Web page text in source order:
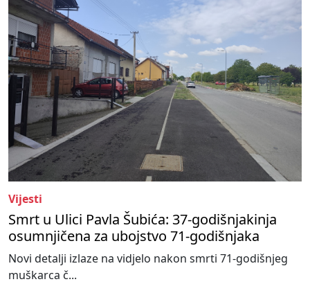
Vijesti
Smrt u Ulici Pavla Šubića: 37-godišnjakinja
osumnjičena za ubojstvo 71-godišnjaka
Novi detalji izlaze na vidjelo nakon smrti 71-godišnjeg
muškarca č...